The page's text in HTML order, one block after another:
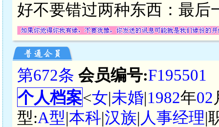
好不要错过两种东西：最后
第672条 会员编号:F195501
个人档案<女|未婚|1982年02
型:A型|本科|汉族| 人事经理|